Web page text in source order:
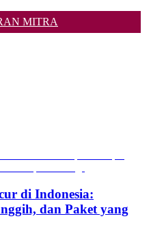
MITRA
di Indonesia:
dan Paket yang